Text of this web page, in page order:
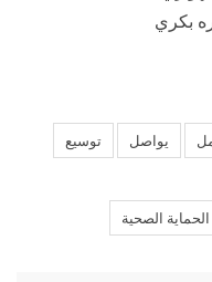
بكري
يواصل
توسيع
الصحية